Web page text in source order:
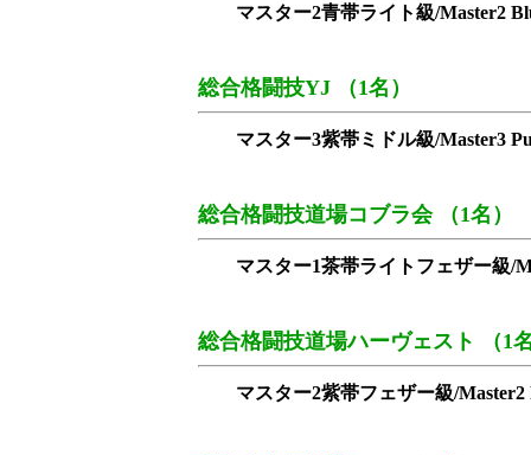
マスター2青帯ライト級/Master2
総合格闘技YJ （1名）
マスター3紫帯ミドル級/Master3
総合格闘技道場コブラ会 （1名）
マスター1茶帯ライトフェザー級/
総合格闘技道場ハーヴェスト （1
マスター2紫帯フェザー級/Master2